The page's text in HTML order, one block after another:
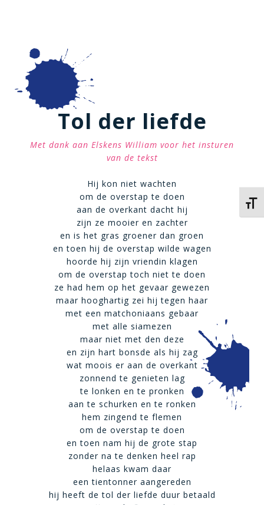
Tol der liefde
Met dank aan Elskens William voor het insturen
van de tekst
Hij kon niet wachten
om de overstap te doen
aan de overkant dacht hij
zijn ze mooier en zachter
en is het gras groener dan groen
en toen hij de overstap wilde wagen
hoorde hij zijn vriendin klagen
om de overstap toch niet te doen
ze had hem op het gevaar gewezen
maar hooghartig zei hij tegen haar
met een matchoniaans gebaar
met alle siamezen
maar niet met den deze
en zijn hart bonsde als hij zag
wat moois er aan de overkant
zonnend te genieten lag
te lonken en te pronken
aan te schurken en te ronken
hem zingend te flemen
om de overstap te doen
en toen nam hij de grote stap
zonder na te denken heel rap
helaas kwam daar
een tientonner aangereden
hij heeft de tol der liefde duur betaald